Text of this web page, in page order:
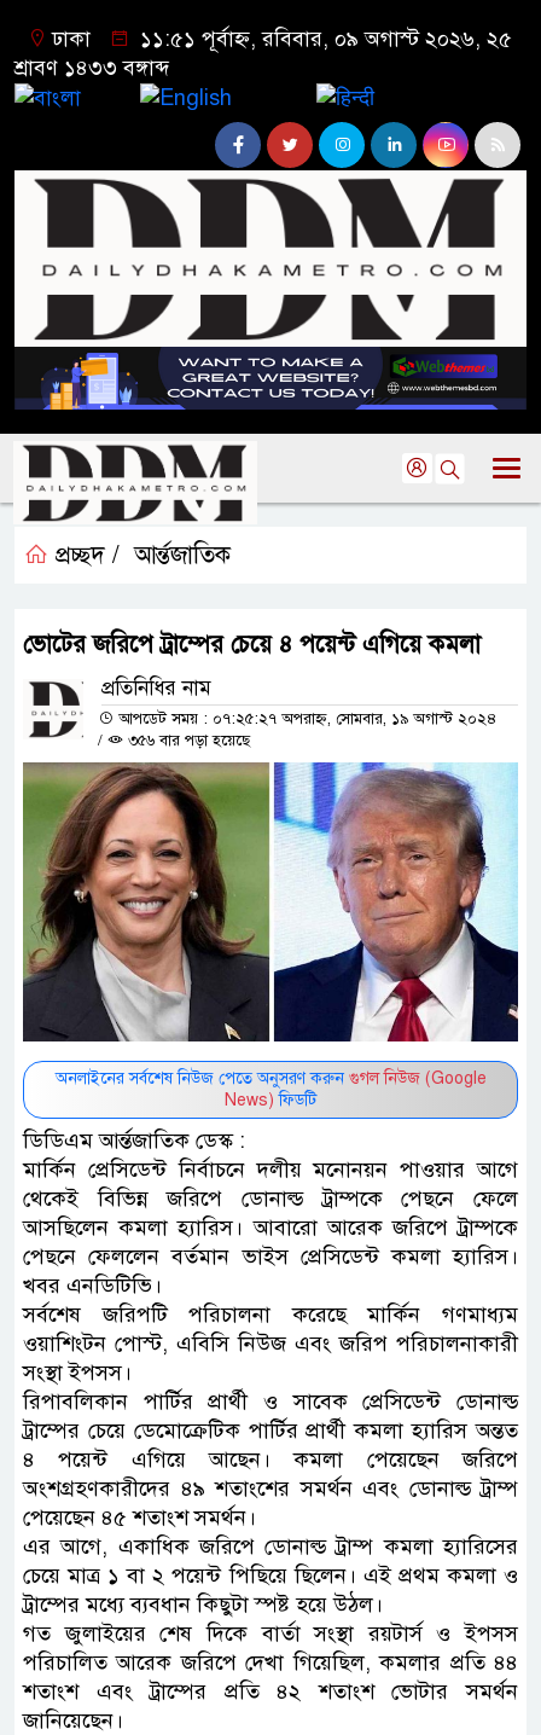
ঢাকা
১১:৫১ পূর্বাহ্ন, রবিবার, ০৯ অগাস্ট ২০২৬, ২৫
শ্রাবণ ১৪৩৩ বঙ্গাব্দ
প্রচ্ছদ / আর্ন্তজাতিক
ভোটের জরিপে ট্রাম্পের চেয়ে ৪ পয়েন্ট এগিয়ে কমলা
প্রতিনিধির নাম
আপডেট সময় : ০৭:২৫:২৭ অপরাহ্ন, সোমবার, ১৯ অগাস্ট ২০২৪
/
৩৫৬ বার পড়া হয়েছে
অনলাইনের সর্বশেষ নিউজ পেতে অনুসরণ করুন গুগল নিউজ (Google
News) ফিডটি
ডিডিএম আর্ন্তজাতিক ডেস্ক :
মার্কিন প্রেসিডেন্ট নির্বাচনে দলীয় মনোনয়ন পাওয়ার আগে
থেকেই বিভিন্ন জরিপে ডোনাল্ড ট্রাম্পকে পেছনে ফেলে
আসছিলেন কমলা হ্যারিস। আবারো আরেক জরিপে ট্রাম্পকে
পেছনে ফেললেন বর্তমান ভাইস প্রেসিডেন্ট কমলা হ্যারিস।
খবর এনডিটিভি।
সর্বশেষ জরিপটি পরিচালনা করেছে মার্কিন গণমাধ্যম
ওয়াশিংটন পোস্ট, এবিসি নিউজ এবং জরিপ পরিচালনাকারী
সংস্থা ইপসস।
রিপাবলিকান পার্টির প্রার্থী ও সাবেক প্রেসিডেন্ট ডোনাল্ড
ট্রাম্পের চেয়ে ডেমোক্রেটিক পার্টির প্রার্থী কমলা হ্যারিস অন্তত
৪ পয়েন্ট এগিয়ে আছেন। কমলা পেয়েছেন জরিপে
অংশগ্রহণকারীদের ৪৯ শতাংশের সমর্থন এবং ডোনাল্ড ট্রাম্প
পেয়েছেন ৪৫ শতাংশ সমর্থন।
এর আগে, একাধিক জরিপে ডোনাল্ড ট্রাম্প কমলা হ্যারিসের
চেয়ে মাত্র ১ বা ২ পয়েন্ট পিছিয়ে ছিলেন। এই প্রথম কমলা ও
ট্রাম্পের মধ্যে ব্যবধান কিছুটা স্পষ্ট হয়ে উঠল।
গত জুলাইয়ের শেষ দিকে বার্তা সংস্থা রয়টার্স ও ইপসস
পরিচালিত আরেক জরিপে দেখা গিয়েছিল, কমলার প্রতি ৪৪
শতাংশ এবং ট্রাম্পের প্রতি ৪২ শতাংশ ভোটার সমর্থন
জানিয়েছেন।